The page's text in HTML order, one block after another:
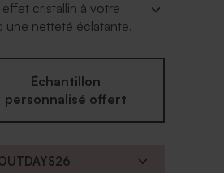
cristallin à votre
une netteté éclatante.
en souvenir de cet
Échantillon
personnalisé offert